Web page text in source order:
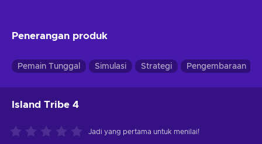
Penerangan produk
Pemain Tunggal Simulasi Strategi Pengembaraan
Island Tribe 4
Jadi yang pertama untuk menilai!